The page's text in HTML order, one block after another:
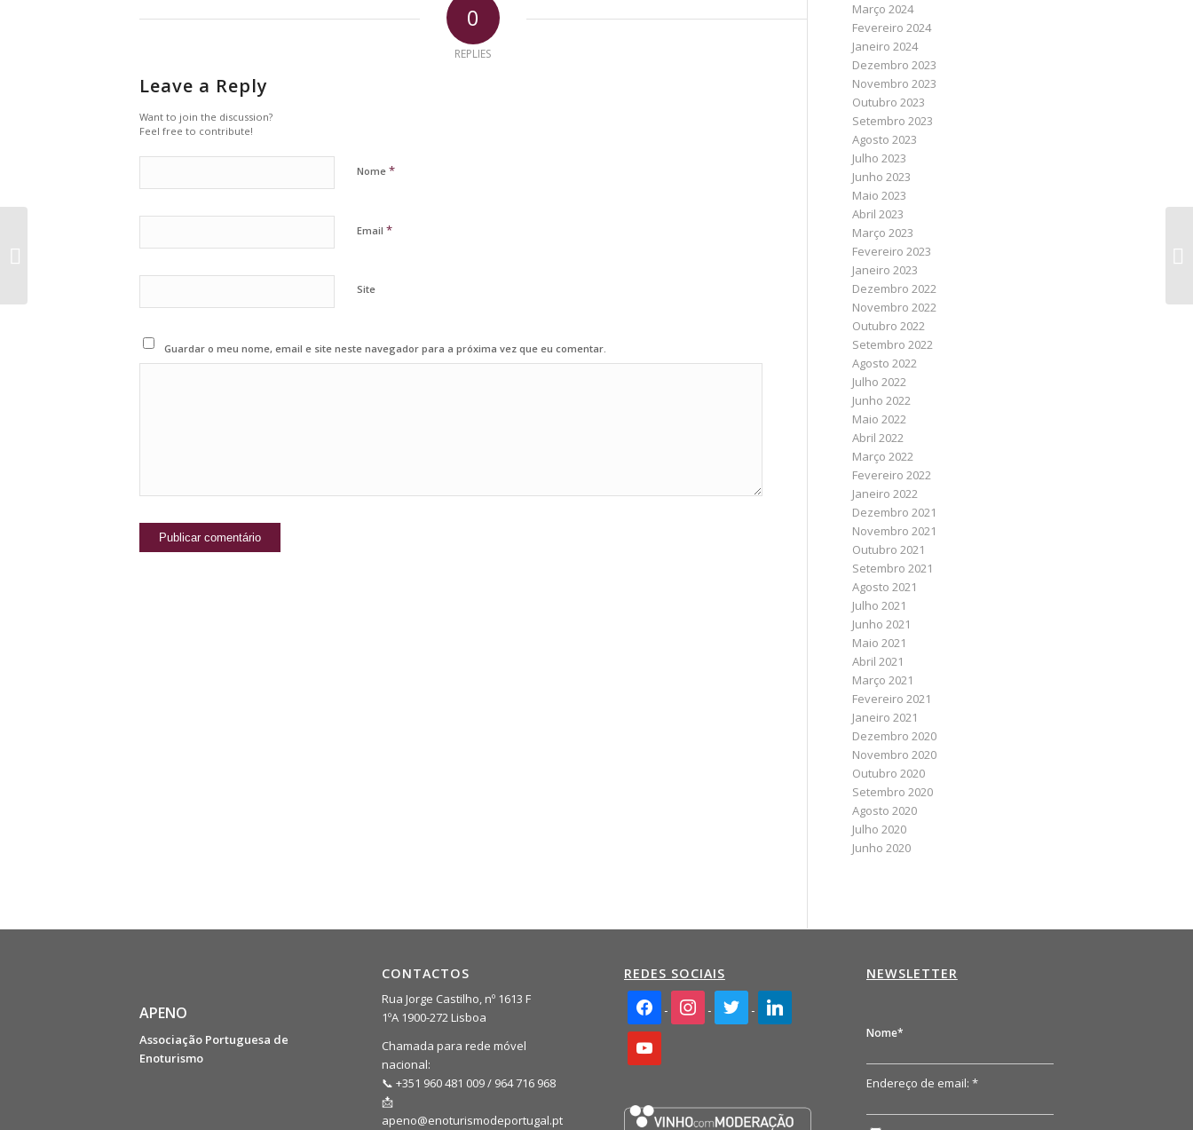
0
REPLIES
Leave a Reply
Want to join the discussion?
Feel free to contribute!
Nome *
Email *
Site
Guardar o meu nome, email e site neste navegador para a próxima vez que eu comentar.
Março 2024
Fevereiro 2024
Janeiro 2024
Dezembro 2023
Novembro 2023
Outubro 2023
Setembro 2023
Agosto 2023
Julho 2023
Junho 2023
Maio 2023
Abril 2023
Março 2023
Fevereiro 2023
Janeiro 2023
Dezembro 2022
Novembro 2022
Outubro 2022
Setembro 2022
Agosto 2022
Julho 2022
Junho 2022
Maio 2022
Abril 2022
Março 2022
Fevereiro 2022
Janeiro 2022
Dezembro 2021
Novembro 2021
Outubro 2021
Setembro 2021
Agosto 2021
Julho 2021
Junho 2021
Maio 2021
Abril 2021
Março 2021
Fevereiro 2021
Janeiro 2021
Dezembro 2020
Novembro 2020
Outubro 2020
Setembro 2020
Agosto 2020
Julho 2020
Junho 2020
APENO
Associação Portuguesa de
Enoturismo
CONTACTOS
Rua Jorge Castilho, nº 1613 F
1ºA 1900-272 Lisboa
Chamada para rede móvel
nacional:
📞 +351 960 481 009 / 964 716 968
📩
apeno@enoturismodeportugal.pt
REDES SOCIAIS
facebook2instagramtwitter linkedin
youtube
NEWSLETTER
Nome*
Endereço de email: *